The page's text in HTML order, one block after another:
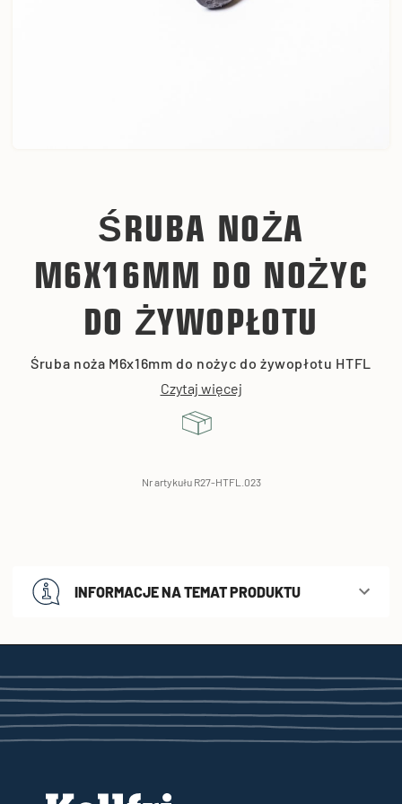
ŚRUBA NOŻA
M6X16MM DO NOŻYC
DO ŻYWOPŁOTU
Śruba noża M6x16mm do nożyc do żywopłotu HTFL
Czytaj więcej
Nr artykułu R27-HTFL.023
INFORMACJE NA TEMAT PRODUKTU